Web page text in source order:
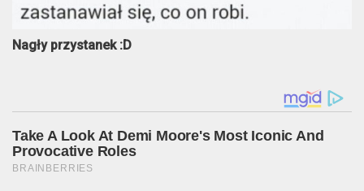
Nagły przystanek :D